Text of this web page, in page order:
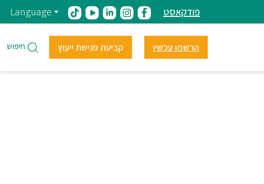
פודקאסט Language
הרשמו עכשיו קביעת פגישת ייעוץ חיפוש